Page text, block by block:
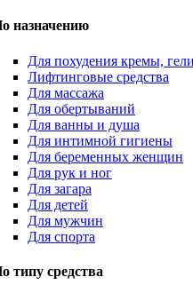
назначению
Для похудения кремы, гели
Лифтинговые средства
Для массажа
Для обертываний
Для ванны и душа
Для интимной гигиены
Для беременных женщин
Для рук и ног
Для загара
Для детей
Для мужчин
Для спорта
типу средства